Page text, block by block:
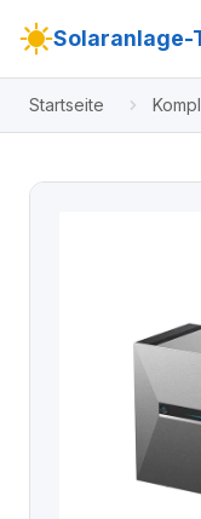
Solaranlage-
Startseite